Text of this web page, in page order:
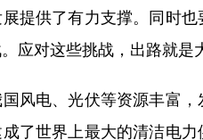
提供了有力支撑。同时
应对这些挑战，出路就是
电、光伏等资源丰富，
了世界上最大的清洁电